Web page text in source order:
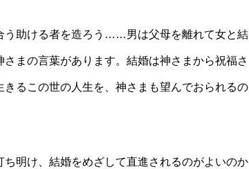
う助ける者を造ろう……男は父母を離れて女と結
まの言葉があります。結婚は神さまから祝福さ
るこの世の人生を、神さまも望んでおられるの
明け、結婚をめざして直進されるのがよいのか